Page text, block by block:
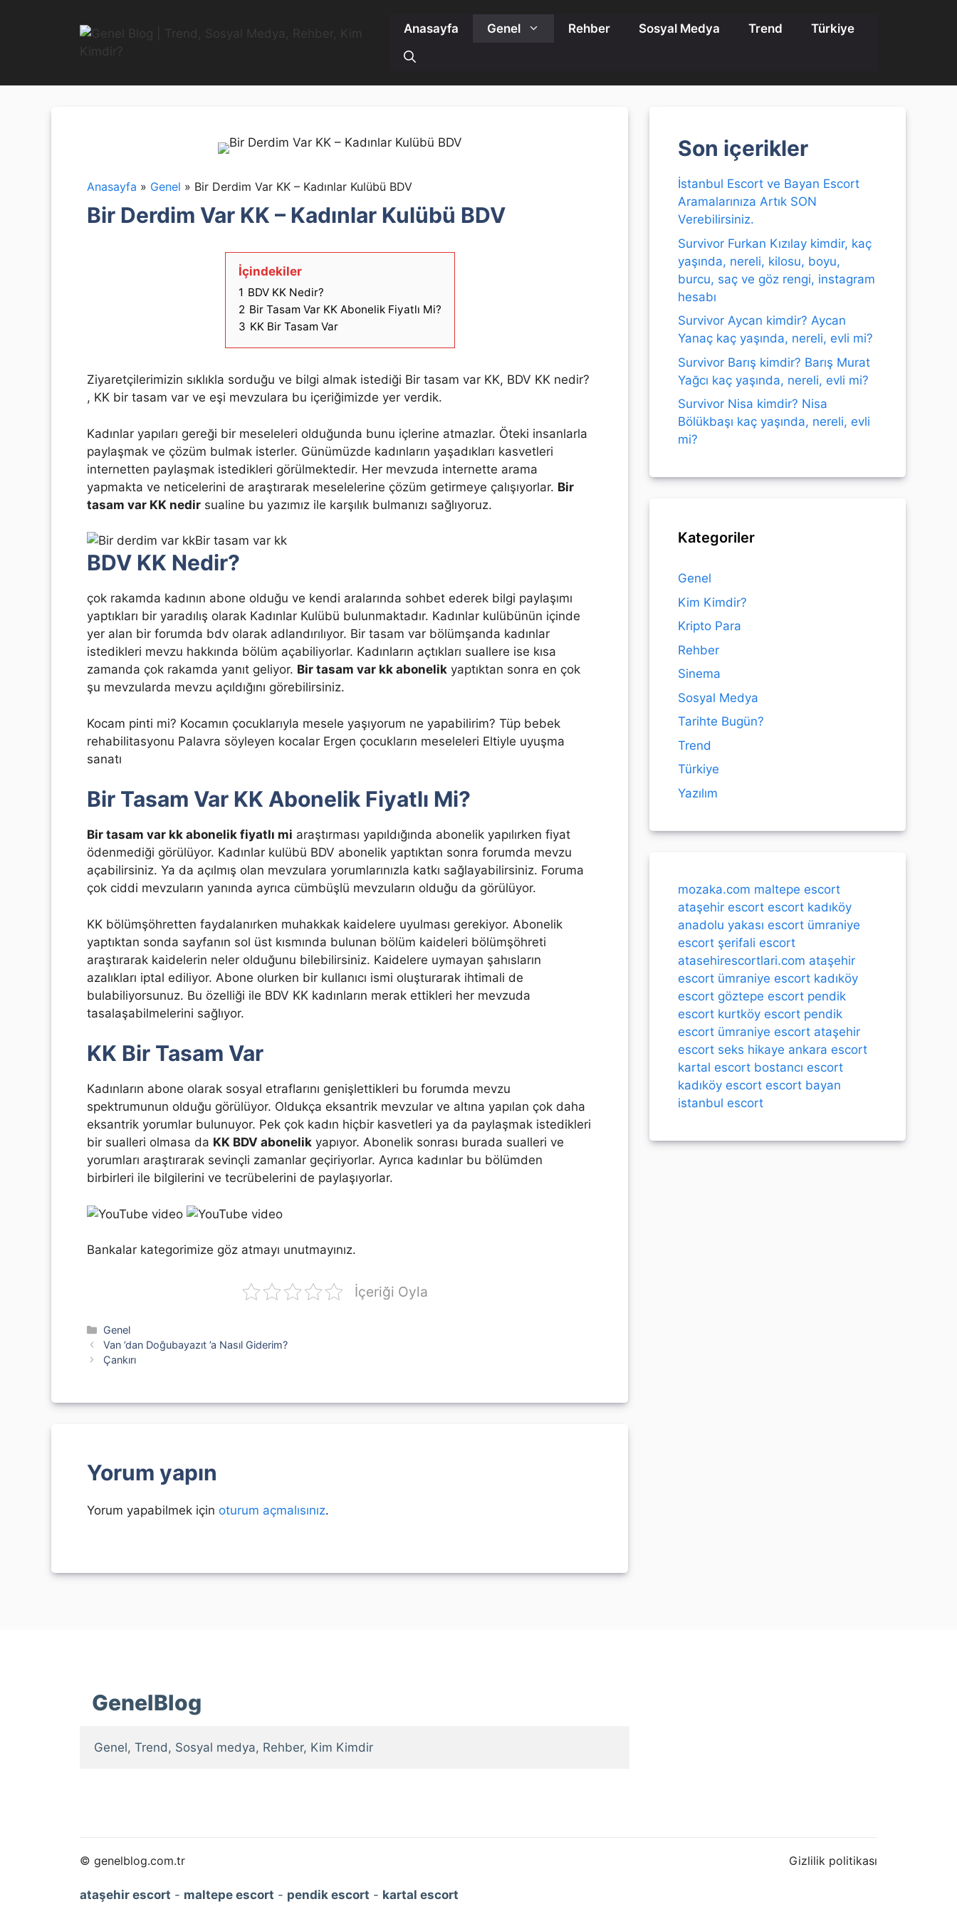
Anasayfa Genel Rehber Sosyal Medya Trend Türkiye
Anasayfa » Genel » Bir Derdim Var KK – Kadınlar Kulübü BDV
Bir Derdim Var KK – Kadınlar Kulübü BDV
İçindekiler
1 BDV KK Nedir?
2 Bir Tasam Var KK Abonelik Fiyatlı Mi?
3 KK Bir Tasam Var
Ziyaretçilerimizin sıklıkla sorduğu ve bilgi almak istediği Bir tasam var KK, BDV KK nedir?
, KK bir tasam var ve eşi mevzulara bu içeriğimizde yer verdik.
Kadınlar yapıları gereği bir meseleleri olduğunda bunu içlerine atmazlar. Öteki insanlarla
paylaşmak ve çözüm bulmak isterler. Günümüzde kadınların yaşadıkları kasvetleri
internetten paylaşmak istedikleri görülmektedir. Her mevzuda internette arama
yapmakta ve neticelerini de araştırarak meselelerine çözüm getirmeye çalışıyorlar. Bir
tasam var KK nedir sualine bu yazımız ile karşılık bulmanızı sağlıyoruz.
Bir tasam var kk
BDV KK Nedir?
çok rakamda kadının abone olduğu ve kendi aralarında sohbet ederek bilgi paylaşımı
yaptıkları bir yaradılış olarak Kadınlar Kulübü bulunmaktadır. Kadınlar kulübünün içinde
yer alan bir forumda bdv olarak adlandırılıyor. Bir tasam var bölümşanda kadınlar
istedikleri mevzu hakkında bölüm açabiliyorlar. Kadınların açtıkları suallere ise kısa
zamanda çok rakamda yanıt geliyor. Bir tasam var kk abonelik yaptıktan sonra en çok
şu mevzularda mevzu açıldığını görebilirsiniz.
Kocam pinti mi? Kocamın çocuklarıyla mesele yaşıyorum ne yapabilirim? Tüp bebek
rehabilitasyonu Palavra söyleyen kocalar Ergen çocukların meseleleri Eltiyle uyuşma
sanatı
Bir Tasam Var KK Abonelik Fiyatlı Mi?
Bir tasam var kk abonelik fiyatlı mi araştırması yapıldığında abonelik yapılırken fiyat
ödenmediği görülüyor. Kadınlar kulübü BDV abonelik yaptıktan sonra forumda mevzu
açabilirsiniz. Ya da açılmış olan mevzulara yorumlarınızla katkı sağlayabilirsiniz. Foruma
çok ciddi mevzuların yanında ayrıca cümbüşlü mevzuların olduğu da görülüyor.
KK bölümşöhretten faydalanırken muhakkak kaidelere uyulması gerekiyor. Abonelik
yaptıktan sonda sayfanın sol üst kısmında bulunan bölüm kaideleri bölümşöhreti
araştırarak kaidelerin neler olduğunu bilebilirsiniz. Kaidelere uymayan şahısların
azalıkları iptal ediliyor. Abone olurken bir kullanıcı ismi oluşturarak ihtimali de
bulabiliyorsunuz. Bu özelliği ile BDV KK kadınların merak ettikleri her mevzuda
tasalaşabilmelerini sağlıyor.
KK Bir Tasam Var
Kadınların abone olarak sosyal etraflarını genişlettikleri bu forumda mevzu
spektrumunun olduğu görülüyor. Oldukça eksantrik mevzular ve altına yapılan çok daha
eksantrik yorumlar bulunuyor. Pek çok kadın hiçbir kasvetleri ya da paylaşmak istedikleri
bir sualleri olmasa da KK BDV abonelik yapıyor. Abonelik sonrası burada sualleri ve
yorumları araştırarak sevinçli zamanlar geçiriyorlar. Ayrıca kadınlar bu bölümden
birbirleri ile bilgilerini ve tecrübelerini de paylaşıyorlar.
Bankalar kategorimize göz atmayı unutmayınız.
İçeriği Oyla
Kategoriler
Genel
Van ’dan Doğubayazıt ’a Nasıl Giderim?
Çankırı
Yorum yapın
Yorum yapabilmek için oturum açmalısınız.
Son içerikler
İstanbul Escort ve Bayan Escort
Aramalarınıza Artık SON
Verebilirsiniz.
Survivor Furkan Kızılay kimdir, kaç
yaşında, nereli, kilosu, boyu,
burcu, saç ve göz rengi, instagram
hesabı
Survivor Aycan kimdir? Aycan
Yanaç kaç yaşında, nereli, evli mi?
Survivor Barış kimdir? Barış Murat
Yağcı kaç yaşında, nereli, evli mi?
Survivor Nisa kimdir? Nisa
Bölükbaşı kaç yaşında, nereli, evli
mi?
Kategoriler
Genel
Kim Kimdir?
Kripto Para
Rehber
Sinema
Sosyal Medya
Tarihte Bugün?
Trend
Türkiye
Yazılım
mozaka.com maltepe escort
ataşehir escort escort kadıköy
anadolu yakası escort ümraniye
escort şerifali escort
atasehirescortlari.com ataşehir
escort ümraniye escort kadıköy
escort göztepe escort pendik
escort kurtköy escort pendik
escort ümraniye escort ataşehir
escort seks hikaye ankara escort
kartal escort bostancı escort
kadıköy escort escort bayan
istanbul escort
GenelBlog
Genel, Trend, Sosyal medya, Rehber, Kim Kimdir
© genelblog.com.tr
ataşehir escort - maltepe escort - pendik escort - kartal escort
Gizlilik politikası